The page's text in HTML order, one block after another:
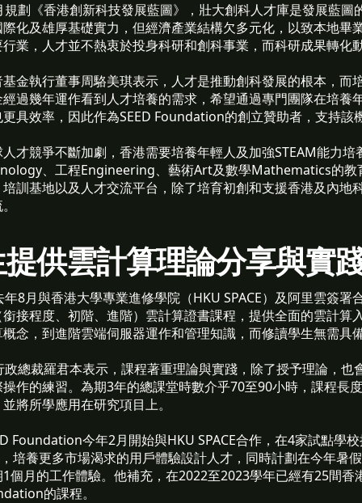
劃《香港創新科技發展藍圖》，壯大創科人才庫是發展藍圖
化及雄厚基礎實力，但經濟產業結構欠多元化，以致本地畢
業，人才並不熱衷於投身科研和創科事業，而科研成果轉化
金執行董事周駱美琪表示，人才是推動創科發展的根本，而
過幾年運作看到人才培養的需求，希望通過專門團隊在培養
具效率，因此作為SEED Foundation的創立贊助者，支持該
才競爭不斷加劇，香港需要培養年輕人及加強STEAM能力培
、工程Engineering、藝術Art及數學Mathematics的教
訓基地以及人才交流平台，除了培育初創和支援香港及內地
供雲計算理論分享與實
8月與香港大學專業進修學院（HKU SPACE）及阿里雲簽署
接程度、初階、進階）雲計算證書課程，提供全面的雲計算
念，到進階雲端伺服器運作和管理知識，而修讀學生無需具
總裁羅君本表示，課程著重理論與實踐，除了授予理論，也
作的練習。為期3年的總課堂時數介乎70至90小時，課程長
將所學應用在研究項目上。
Foundation今年2月開始與HKU SPACE合作，在4家試點學
培養更多市場渴求的用戶體驗設計人才，同時計劃在今年暑
個月的工作體驗。他補充，在2022至2023學年已經有25間香
的課程。